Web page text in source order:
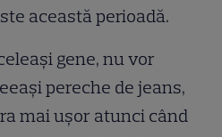
această perioadă.
gene, nu vor
pereche de jeans,
mai uşor atunci când